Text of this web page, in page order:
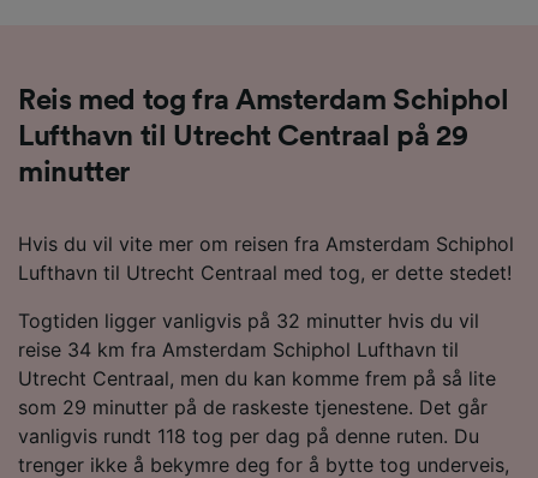
Reis med tog fra Amsterdam Schiphol
Lufthavn til Utrecht Centraal på 29
minutter
Hvis du vil vite mer om reisen fra Amsterdam Schiphol
Lufthavn til Utrecht Centraal med tog, er dette stedet!
Togtiden ligger vanligvis på 32 minutter hvis du vil
reise 34 km fra Amsterdam Schiphol Lufthavn til
Utrecht Centraal, men du kan komme frem på så lite
som 29 minutter på de raskeste tjenestene. Det går
vanligvis rundt 118 tog per dag på denne ruten. Du
trenger ikke å bekymre deg for å bytte tog underveis,